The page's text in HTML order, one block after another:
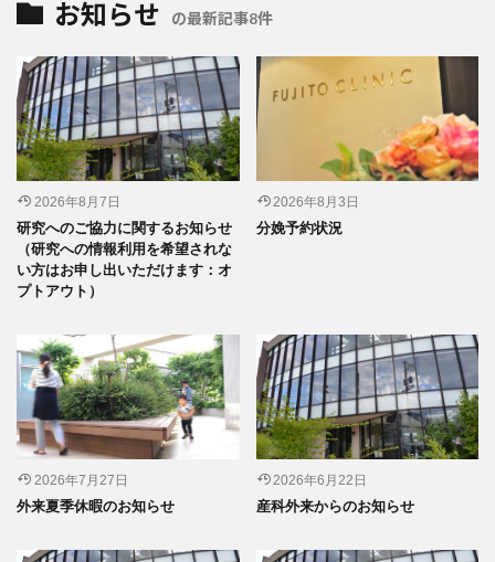
お知らせ の最新記事8件
2026年8月7日
研究へのご協力に関するお知らせ
（研究への情報利用を希望されな
い方はお申し出いただけます：オ
プトアウト）
2026年8月3日
分娩予約状況
2026年7月27日
外来夏季休暇のお知らせ
2026年6月22日
産科外来からのお知らせ